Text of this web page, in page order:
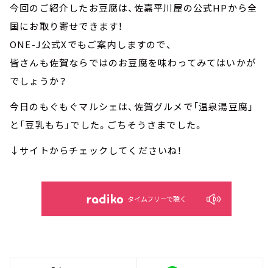
今回のご紹介したお豆腐は、佐嘉平川屋の公式HPから全
国にお取り寄せできます！
ONE-J公式Xでもご案内しますので、
皆さんも佐賀ならではのお豆腐を味わってみてはいかが
でしょうか？
今日のもぐもぐマルシェは、佐賀グルメで「温泉湯豆腐」
と「豆乳もち」でした。ごちそうさまでした。
↓サイトからチェックしてくださいね！
タイムフリーで聴く